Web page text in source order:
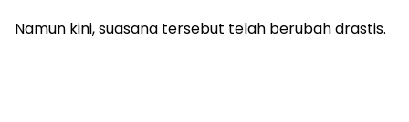
Namun kini, suasana tersebut telah berubah drastis.